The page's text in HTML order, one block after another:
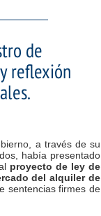
de
reflexión
a través de su
había presentado
proyecto de ley de
del alquiler de
sentencias firmes de